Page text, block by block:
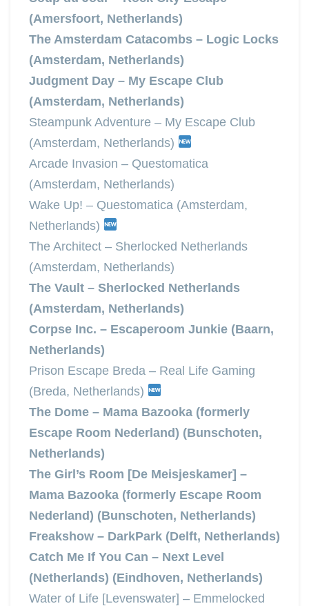
(Amersfoort, Netherlands)
The Amsterdam Catacombs – Logic Locks
(Amsterdam, Netherlands)
Judgment Day – My Escape Club
(Amsterdam, Netherlands)
Steampunk Adventure – My Escape Club
(Amsterdam, Netherlands)
Arcade Invasion – Questomatica
(Amsterdam, Netherlands)
Wake Up! – Questomatica (Amsterdam,
Netherlands)
The Architect – Sherlocked Netherlands
(Amsterdam, Netherlands)
The Vault – Sherlocked Netherlands
(Amsterdam, Netherlands)
Corpse Inc. – Escaperoom Junkie (Baarn,
Netherlands)
Prison Escape Breda – Real Life Gaming
(Breda, Netherlands)
The Dome – Mama Bazooka (formerly
Escape Room Nederland) (Bunschoten,
Netherlands)
The Girl’s Room [De Meisjeskamer] –
Mama Bazooka (formerly Escape Room
Nederland) (Bunschoten, Netherlands)
Freakshow – DarkPark (Delft, Netherlands)
Catch Me If You Can – Next Level
(Netherlands) (Eindhoven, Netherlands)
Water of Life [Levenswater] – Emmelocked